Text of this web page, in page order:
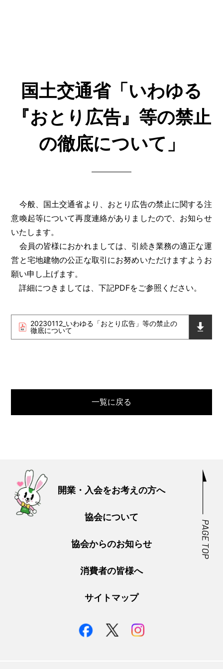
国土交通省「いわゆる
『おとり広告』等の禁止
の徹底について」
今般、国土交通省より、おとり広告の禁止に関する注
意喚起等について再度連絡がありましたので、お知らせ
いたします。
会員の皆様におかれましては、引続き業務の適正な運
営と宅地建物の公正な取引にお努めいただけますようお
願い申し上げます。
詳細につきましては、下記PDFをご参照ください。
20230112_いわゆる「おとり広告」等の禁止の
徹底について
一覧に戻る
開業・入会をお考えの方へ
協会について
協会からのお知らせ
消費者の皆様へ
サイトマップ